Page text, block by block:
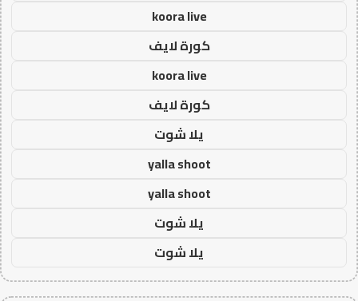
koora live
كورة لايف
koora live
كورة لايف
يلا شوت
yalla shoot
yalla shoot
يلا شوت
يلا شوت